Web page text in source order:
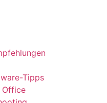
Tipps
Office